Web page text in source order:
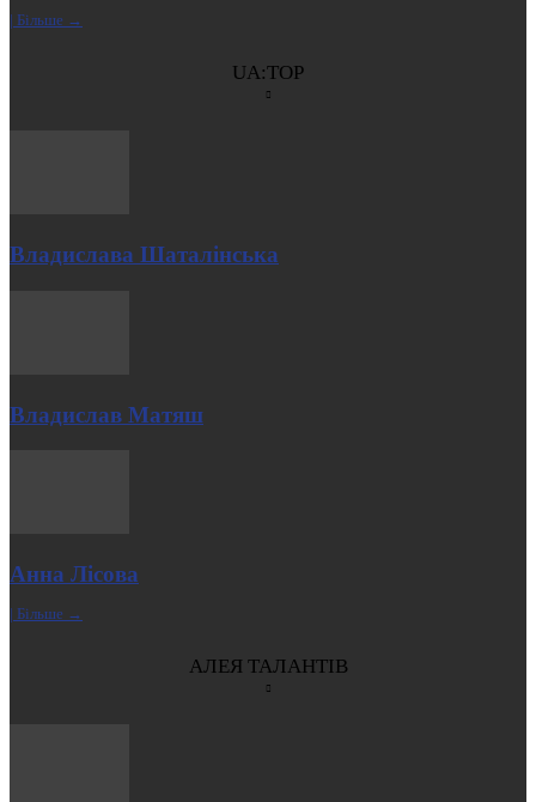
| Більше →
UA:TOP
Владислава Шаталінська
Владислав Матяш
Анна Лісова
| Більше →
АЛЕЯ ТАЛАНТІВ